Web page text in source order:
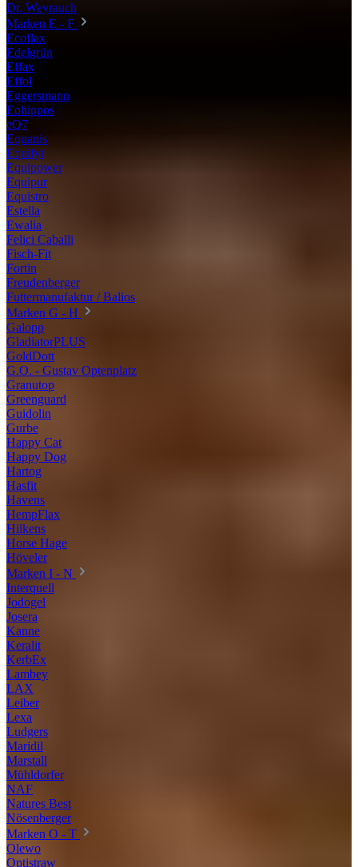
Dr. Weyrauch
Marken E - F
Ecoflax
Edelgrün
Effax
Effol
Eggersmann
Eohippos
eQ7
Equanis
Equifyt
Equipower
Equipur
Equistro
Estella
Ewalia
Felici Caballi
Fisch-Fit
Fortin
Freudenberger
Futtermanufaktur / Balios
Marken G - H
Galopp
GladiatorPLUS
GoldDott
G.O. - Gustav Optenplatz
Granutop
Greenguard
Guidolin
Gurbe
Happy Cat
Happy Dog
Hartog
Hasfit
Havens
HempFlax
Hilkens
Horse Hage
Höveler
Marken I - N
Interquell
Jodogel
Josera
Kanne
Keralit
KerbEx
Lambey
LAX
Leiber
Lexa
Ludgers
Maridil
Marstall
Mühldorfer
NAF
Natures Best
Nösenberger
Marken O - T
Olewo
Optistraw